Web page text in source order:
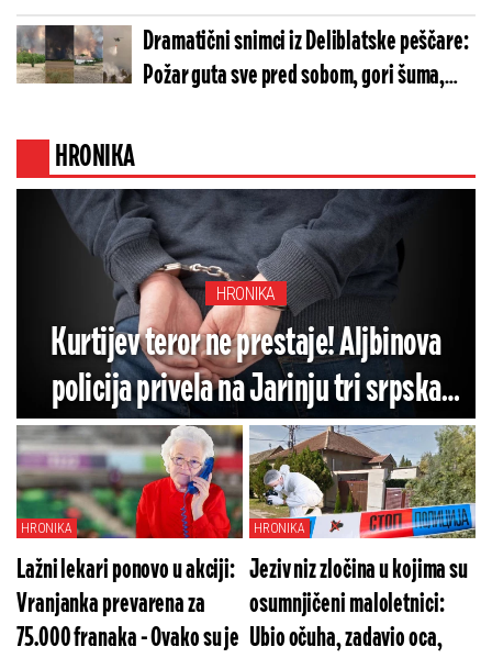
Dramatični snimci iz Deliblatske peščare:
Požar guta sve pred sobom, gori šuma,
HRONIKA
HRONIKA
Kurtijev teror ne prestaje! Aljbinova
policija privela na Jarinju tri srpska
policajca
HRONIKA
Lažni lekari ponovo u akciji:
Vranjanka prevarena za
75.000 franaka - Ovako su je
HRONIKA
Jeziv niz zločina u kojima su
osumnjičeni maloletnici:
Ubio očuha, zadavio oca,